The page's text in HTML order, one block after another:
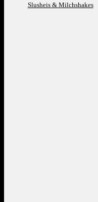
Slusheis & Milchshakes